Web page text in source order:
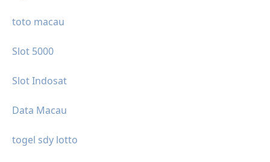
toto macau
Slot 5000
Slot Indosat
Data Macau
togel sdy lotto